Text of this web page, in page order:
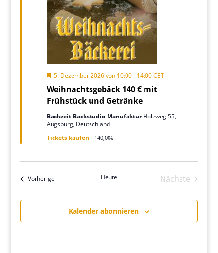
Weihnachtsgebäck 140 € mit
Frühstück und Getränke
Hervorgehoben
5. Dezember 2026 von 10:00- 14:00CET
Backzeit-Backstudio-ManufakturHolzweg 55,
Augsburg, Deutschland
Tickets kaufen
140,00€
VorherigeVeranstaltungen Heute
Nächste
Kalender abonnieren